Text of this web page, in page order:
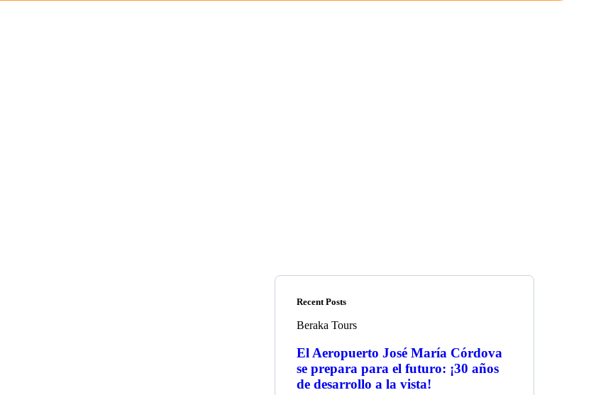
Recent Posts
Beraka Tours
El Aeropuerto José María Córdova
se prepara para el futuro: ¡30 años
de desarrollo a la vista!